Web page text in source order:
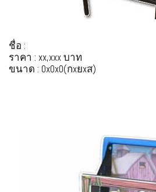
ชื่อ :
ราคา : xx,xxx บาท
ขนาด : 0x0x0(กxยxส)